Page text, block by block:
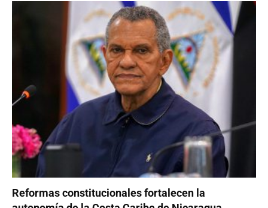
Reformas constitucionales fortalecen la